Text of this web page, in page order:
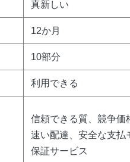
真新しい
12か月
10部分
利用できる
信頼できる質、競争価
速い配達、安全な支払
保証サービス